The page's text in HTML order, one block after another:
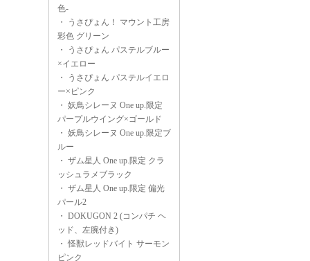
色-
・
うさぴょん！ マウント工房
彩色 グリーン
・
うさぴょん パステルブルー
×イエロー
・
うさぴょん パステルイエロ
ー×ピンク
・ 妖鳥シレーヌ One up.限定
パープルウイング×ゴールド
・ 妖鳥シレーヌ One up.限定ブ
ルー
・ ザム星人 One up.限定 クラ
ッシュラメブラック
・ ザム星人 One up.限定 偏光
パール2
・ DOKUGON 2 (コンパチ ヘ
ッド、左腕付き)
・怪獣レッドバイト サーモン
ピンク